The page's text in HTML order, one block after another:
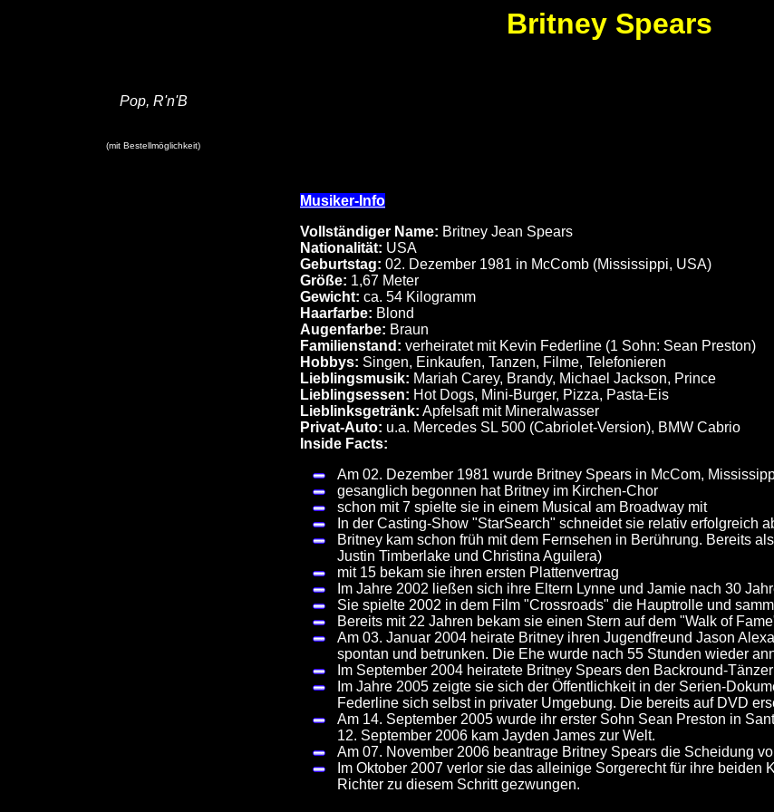
Britney Spears
Pop, R'n'B
(mit Bestellmöglichkeit)
Musiker-Info
Vollständiger Name: Britney Jean Spears
Nationalität: USA
Geburtstag: 02. Dezember 1981 in McComb (Mississippi, USA)
Größe: 1,67 Meter
Gewicht: ca. 54 Kilogramm
Haarfarbe: Blond
Augenfarbe: Braun
Familienstand: verheiratet mit Kevin Federline (1 Sohn: Sean Preston)
Hobbys: Singen, Einkaufen, Tanzen, Filme, Telefonieren
Lieblingsmusik: Mariah Carey, Brandy, Michael Jackson, Prince
Lieblingsessen: Hot Dogs, Mini-Burger, Pizza, Pasta-Eis
Lieblinksgetränk: Apfelsaft mit Mineralwasser
Privat-Auto: u.a. Mercedes SL 500 (Cabriolet-Version), BMW Cabrio
Inside Facts:
Am 02. Dezember 1981 wurde Britney Spears in McCom,
gesanglich begonnen hat Britney im Kirchen-Chor
schon mit 7 spielte sie in einem Musical am Broadway mit
In der Casting-Show "StarSearch" schneidet sie relativ erfolgreich
Britney kam schon früh mit dem Fernsehen in Berührung. Bereits
Justin Timberlake und Christina Aguilera)
mit 15 bekam sie ihren ersten Plattenvertrag
Im Jahre 2002 ließen sich ihre Eltern Lynne und Jamie nach 30
Sie spielte 2002 in dem Film "Crossroads" die Hauptrolle und
Bereits mit 22 Jahren bekam sie einen Stern auf dem "Walk of
Am 03. Januar 2004 heirate Britney ihren Jugendfreund Jason
spontan und betrunken. Die Ehe wurde nach 55 Stunden wieder
Im September 2004 heiratete Britney Spears den Backround-
Im Jahre 2005 zeigte sie sich der Öffentlichkeit in der Serien-
Federline sich selbst in privater Umgebung. Die bereits auf DVD
Am 14. September 2005 wurde ihr erster Sohn Sean Preston in
12. September 2006 kam Jayden James zur Welt.
Am 07. November 2006 beantrage Britney Spears die Scheidung
Im Oktober 2007 verlor sie das alleinige Sorgerecht für ihre
Richter zu diesem Schritt gezwungen.